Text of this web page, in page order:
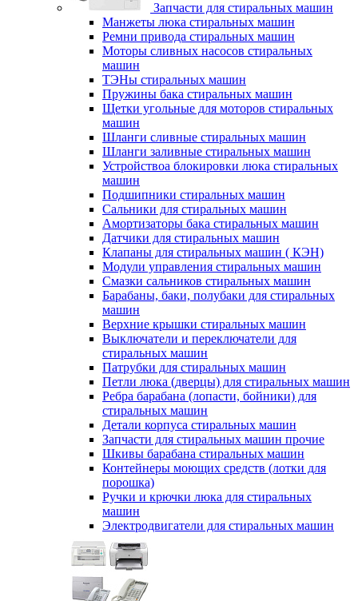
Запчасти для стиральных машин
Манжеты люка стиральных машин
Ремни привода стиральных машин
Моторы сливных насосов стиральных
машин
ТЭНы стиральных машин
Пружины бака стиральных машин
Щетки угольные для моторов стиральных
машин
Шланги сливные стиральных машин
Шланги заливные стиральных машин
Устройствоа блокировки люка стиральных
машин
Подшипники стиральных машин
Сальники для стиральных машин
Амортизаторы бака стиральных машин
Датчики для стиральных машин
Клапаны для стиральных машин ( КЭН)
Модули управления стиральных машин
Смазки сальников стиральных машин
Барабаны, баки, полубаки для стиральных
машин
Верхние крышки стиральных машин
Выключатели и переключатели для
стиральных машин
Патрубки для стиральных машин
Петли люка (дверцы) для стиральных машин
Ребра барабана (лопасти, бойники) для
стиральных машин
Детали корпуса стиральных машин
Запчасти для стиральных машин прочие
Шкивы барабана стиральных машин
Контейнеры моющих средств (лотки для
порошка)
Ручки и крючки люка для стиральных
машин
Электродвигатели для стиральных машин